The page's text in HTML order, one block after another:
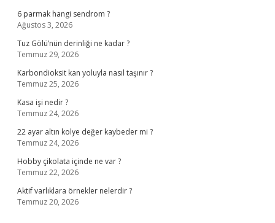
6 parmak hangi sendrom ?
Ağustos 3, 2026
Tuz Gölü’nün derinliği ne kadar ?
Temmuz 29, 2026
Karbondioksit kan yoluyla nasıl taşınır ?
Temmuz 25, 2026
Kasa işi nedir ?
Temmuz 24, 2026
22 ayar altın kolye değer kaybeder mi ?
Temmuz 24, 2026
Hobby çikolata içinde ne var ?
Temmuz 22, 2026
Aktif varlıklara örnekler nelerdir ?
Temmuz 20, 2026